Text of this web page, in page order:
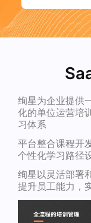
绚星为企业提供
化的单位运营培
习体系
平台整合课程开
个性化学习路径
绚星以灵活部署
提升员工能力，